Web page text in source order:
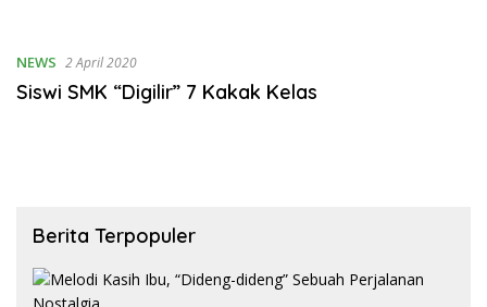
NEWS 2 April 2020
Siswi SMK “Digilir” 7 Kakak Kelas
Berita Terpopuler